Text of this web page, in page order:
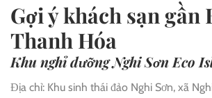
Gợi ý khách sạn gần
Thanh Hóa
Khu nghỉ dưỡng Nghi Sơn Eco
Địa chỉ: Khu sinh thái đảo Nghi Sơn, xã